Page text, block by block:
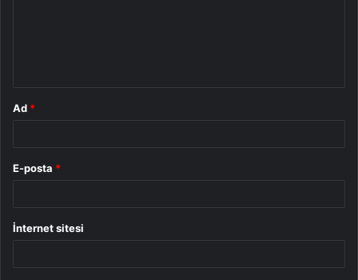
Ad *
E-posta *
İnternet sitesi